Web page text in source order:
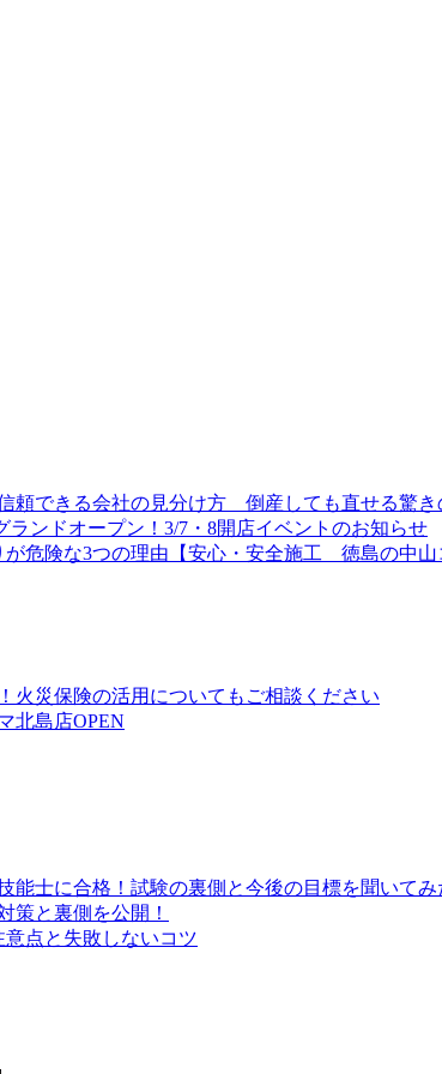
できる会社の見分け方 倒産しても直せる驚き
ランドオープン！3/7・8開店イベントのお知らせ
危険な3つの理由【安心・安全施工 徳島の中山
火災保険の活用についてもご相談ください
北島店OPEN
能士に合格！試験の裏側と今後の目標を聞いてみ
策と裏側を公開！
意点と失敗しないコツ